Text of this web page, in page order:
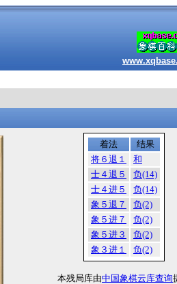
着法
结果
将６退１
和
士４退５
负(14)
士４进５
负(14)
象５退７
负(2)
象５进７
负(2)
象５进３
负(2)
象３进１
负(2)
本残局库由中国象棋云库查询